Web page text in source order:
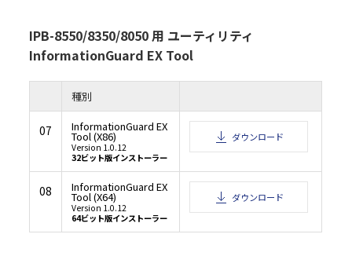
IPB-8550/8350/8050 用 ユーティリティ
InformationGuard EX Tool
種別
07 InformationGuard EX
Tool (X86)
Version 1.0.12
32ビット版インストーラー
ダウンロード
08 InformationGuard EX
Tool (X64)
Version 1.0.12
64ビット版インストーラー
ダウンロード